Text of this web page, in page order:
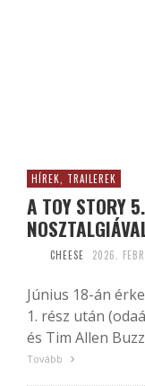
HÍREK, TRAILEREK
A TOY STORY
CHEESE 2026.
Június 18-án
1. rész után
és Tim Allen
Tovább